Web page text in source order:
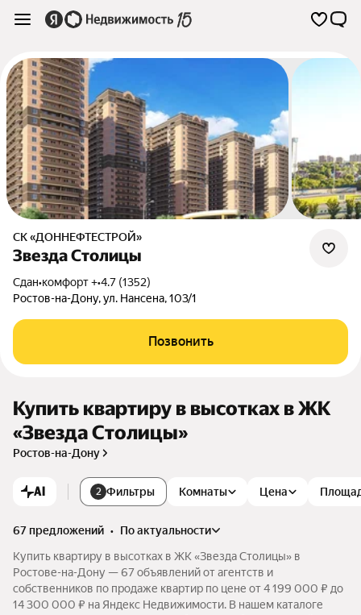
СК «ДОННЕФТЕСТРОЙ»
Звезда Столицы
Сдан•комфорт +•4.7 (1352)
Ростов-на-Дону,ул. Нансена,103/1
Позвонить
Купить квартиру в высотках в ЖК
«Звезда Столицы»
Ростов-на-Дону
AI 2 Фильтры Комнаты Цена
67 предложений •
по актуальности
Купить квартиру в высотках в ЖК «Звезда Столицы» в
Ростове-на-Дону — 67 объявлений от агентств и
собственников по продаже квартир по цене от 4 199 000 ₽ до
14 300 000 ₽ на Яндекс Недвижимости. В нашем каталоге